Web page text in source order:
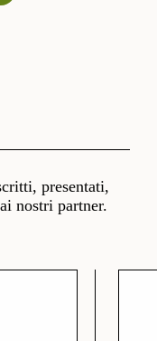
presentati,
nostri partner.